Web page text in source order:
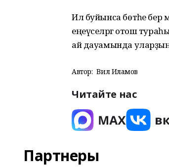
Ил буйынса бөтәһе бер
еңеүселәргә отош
ай дауамында уларҙың
Автор: Вил Илһамов
Читайте нас
Партнеры